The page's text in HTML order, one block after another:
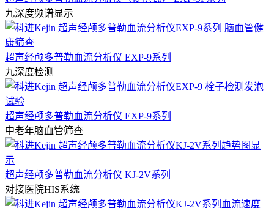
九深度频谱显示
超声经颅多普勒血流分析仪 EXP-9系列
九深度检测
超声经颅多普勒血流分析仪 EXP-9系列
中老年脑血管筛查
超声经颅多普勒血流分析仪 KJ-2V系列
对接医院HIS系统